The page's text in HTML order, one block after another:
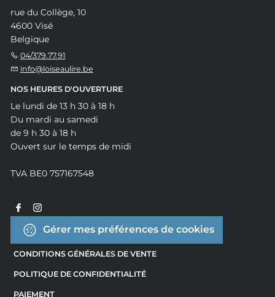
rue du Collège, 10
4600 Visé
Belgique
04/379.77.91
info@loiseaulire.be
NOS HEURES D'OUVERTURE
Le lundi de 13 h 30 à 18 h
Du mardi au samedi
de 9 h 30 à 18 h
Ouvert sur le temps de midi
TVA BE0 757167548
Gérer mes préférences de cookies
CONDITIONS GÉNÉRALES DE VENTE
POLITIQUE DE CONFIDENTIALITÉ
PAIEMENT